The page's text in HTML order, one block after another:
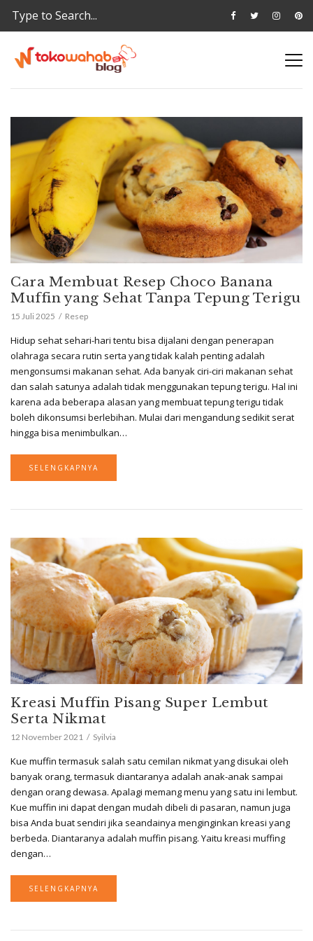
Cara Membuat Resep Choco Banana
Muffin yang Sehat Tanpa Tepung Terigu
15 Juli 2025 Resep
Hidup sehat sehari-hari tentu bisa dijalani dengan penerapan
olahraga secara rutin serta yang tidak kalah penting adalah
mengonsumsi makanan sehat. Ada banyak ciri-ciri makanan sehat
dan salah satunya adalah tidak menggunakan tepung terigu. Hal ini
karena ada beberapa alasan yang membuat tepung terigu tidak
boleh dikonsumsi berlebihan. Mulai dari mengandung sedikit serat
hingga bisa menimbulkan…
SELENGKAPNYA
Kreasi Muffin Pisang Super Lembut
Serta Nikmat
12 November 2021 Syilvia
Kue muffin termasuk salah satu cemilan nikmat yang disukai oleh
banyak orang, termasuk diantaranya adalah anak-anak sampai
dengan orang dewasa. Apalagi memang menu yang satu ini lembut.
Kue muffin ini dapat dengan mudah dibeli di pasaran, namun juga
bisa Anda buat sendiri jika seandainya menginginkan kreasi yang
berbeda. Diantaranya adalah muffin pisang. Yaitu kreasi muffing
dengan…
SELENGKAPNYA